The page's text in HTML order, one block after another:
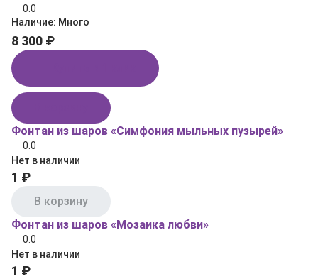
0.0
Наличие: Много
8 300 ₽
Фонтан из шаров «Симфония мыльных пузырей»
0.0
Нет в наличии
1 ₽
В корзину
Фонтан из шаров «Мозаика любви»
0.0
Нет в наличии
1 ₽